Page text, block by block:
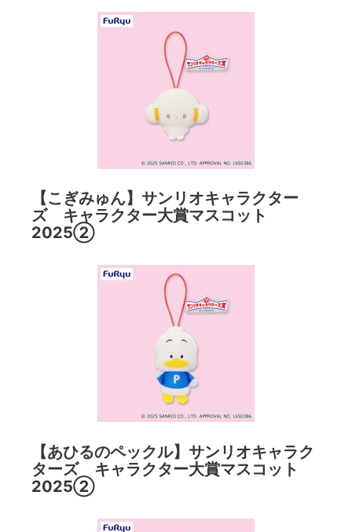
【こぎみゅん】サンリオキャラクター
ズ キャラクター大賞マスコット
2025②
【あひるのペックル】サンリオキャラク
ターズ キャラクター大賞マスコット
2025②